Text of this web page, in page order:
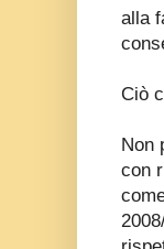
alla
Ciò
Non
con